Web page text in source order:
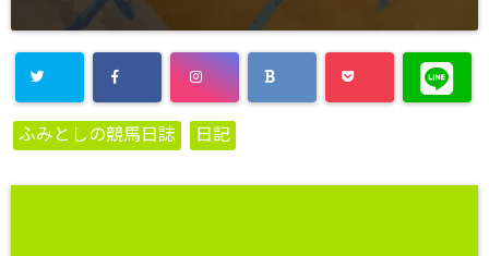
ふみとしの競馬日誌 日記